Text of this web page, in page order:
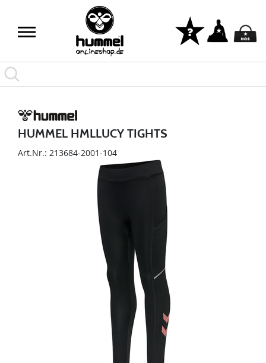
HUMMEL HMLLUCY TIGHTS
Art.Nr.: 213684-2001-104